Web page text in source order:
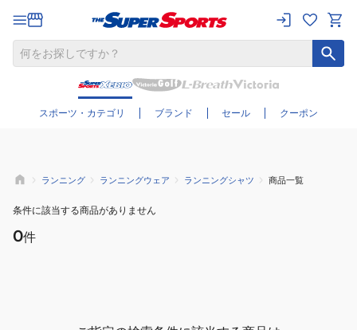
スポーツ・カテゴリ ブランド セール クーポン
さらに絞り込む
ランニング ランニングウェア ランニングシャツ 商品一覧
条件に該当する商品がありません
0件